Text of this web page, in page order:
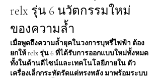
relx รุ่น 6 นวัตกรรมใหม่
ของความล้ำ
เมื่อพูดถึงความล้ำยุคในวงการบุหรี่ไฟฟ้า ต้อง
ยกให้ relx รุ่น 6 ที่ได้รับการออกแบบใหม่ทั้งหมด
ทั้งในด้านดีไซน์และเทคโนโลยีภายใน ตัว
เครื่องเล็กกระทัดรัดแต่ทรงพลัง มาพร้อมระบบ